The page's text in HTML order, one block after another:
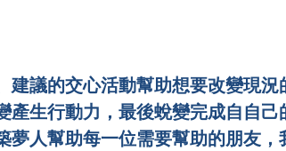
建議的交心活動幫助想要改變現
產生行動力，最後蛻變完成自自
夢人幫助每一位需要幫助的朋友